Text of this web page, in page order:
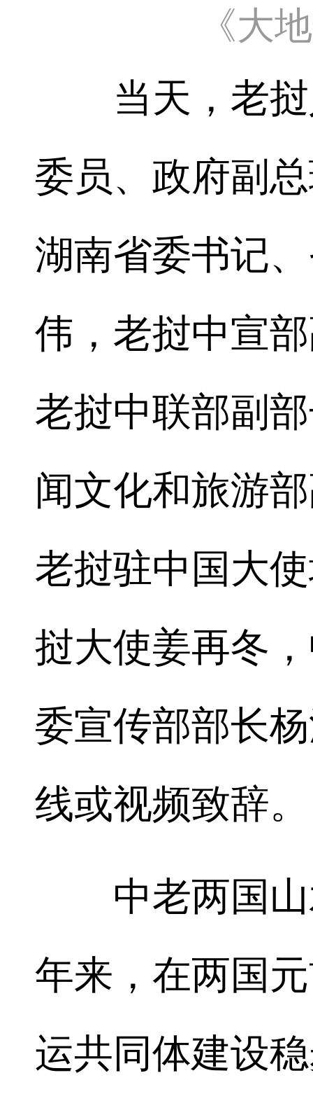
《大
当天，老挝
委员、政府副
湖南省委书记
伟，老挝中宣
老挝中联部副
闻文化和旅游
老挝驻中国大
挝大使姜再冬
委宣传部部长
线或视频致辞。
中老两国山
年来，在两国
运共同体建设